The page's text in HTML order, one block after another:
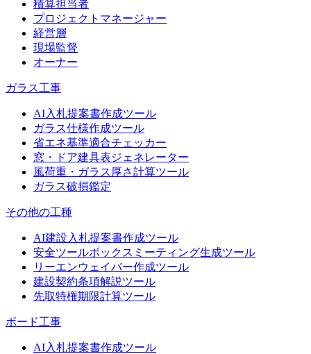
積算担当者
プロジェクトマネージャー
経営層
現場監督
オーナー
ガラス工事
AI入札提案書作成ツール
ガラス仕様作成ツール
省エネ基準適合チェッカー
窓・ドア建具表ジェネレーター
風荷重・ガラス厚さ計算ツール
ガラス破損鑑定
その他の工種
AI建設入札提案書作成ツール
安全ツールボックスミーティング生成ツール
リーエンウェイバー作成ツール
建設契約条項解説ツール
先取特権期限計算ツール
ボード工事
AI入札提案書作成ツール